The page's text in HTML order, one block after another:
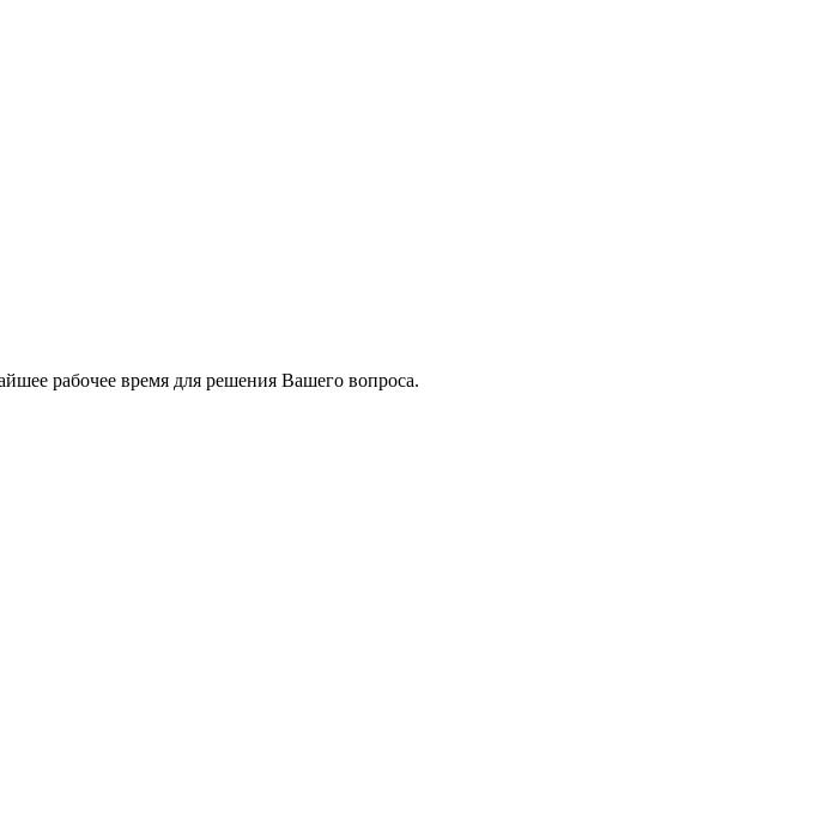
рабочее время для решения Вашего вопроса.